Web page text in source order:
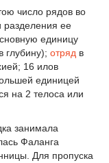
число рядов во
разделения ее
единицу
глубину); отряд в
16 илов
единицей
на 2 телоса или
занимала
Фаланга
Для пропуска